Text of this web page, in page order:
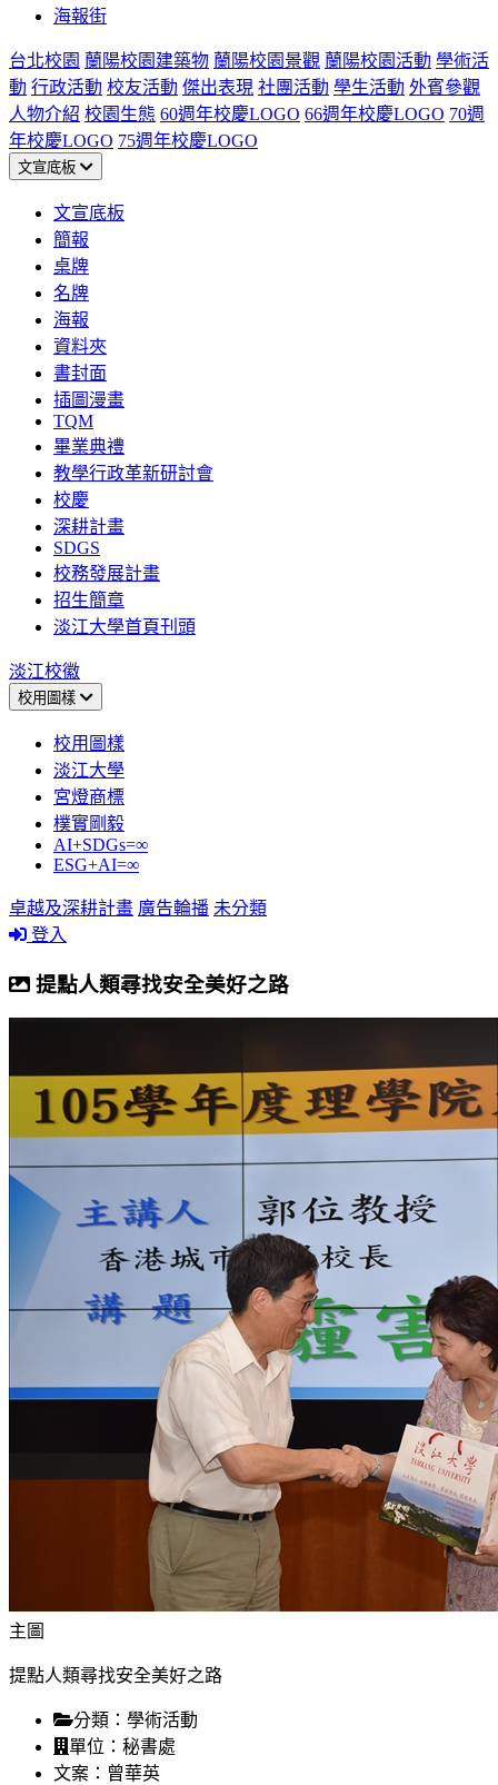
海報街
台北校園 蘭陽校園建築物 蘭陽校園景觀 蘭陽校園活動 學術活
動 行政活動 校友活動 傑出表現 社團活動 學生活動 外賓參觀
人物介紹 校園生態 60週年校慶LOGO 66週年校慶LOGO 70週
年校慶LOGO 75週年校慶LOGO
文宣底板
文宣底板
簡報
桌牌
名牌
海報
資料夾
書封面
插圖漫畫
TQM
畢業典禮
教學行政革新研討會
校慶
深耕計畫
SDGS
校務發展計畫
招生簡章
淡江大學首頁刊頭
淡江校徽
校用圖樣
校用圖樣
淡江大學
宮燈商標
樸實剛毅
AI+SDGs=∞
ESG+AI=∞
卓越及深耕計畫 廣告輪播 未分類
登入
提點人類尋找安全美好之路
主圖
提點人類尋找安全美好之路
分類： 學術活動
單位： 秘書處
文案： 曾華英